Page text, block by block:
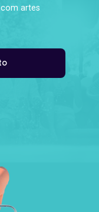
artes